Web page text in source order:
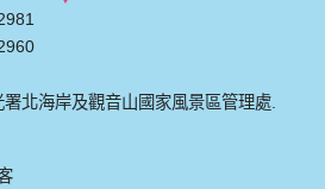
北海岸及觀音山國家風景區管理處.